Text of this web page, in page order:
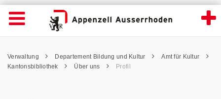
Profil - Appenzell Ausserrhoden
Wichtige
Seiten
Home
Inhalt
Kontakt
Navigation öffnen
Inhalt
Pfadnavigation
Verwaltung Departement Bildung und Kultur
Amt für Kultur
Kantonsbibliothek
Über uns Profil